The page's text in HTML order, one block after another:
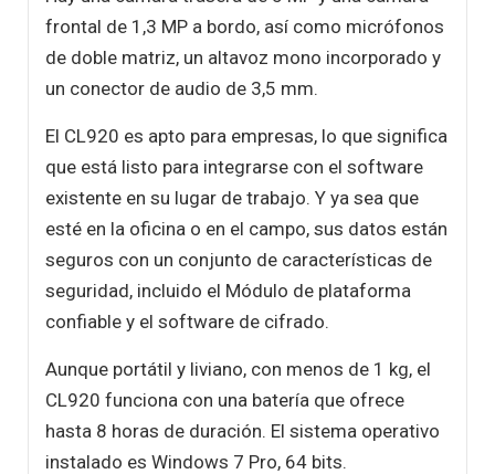
frontal de 1,3 MP a bordo, así como micrófonos
de doble matriz, un altavoz mono incorporado y
un conector de audio de 3,5 mm.
El CL920 es apto para empresas, lo que significa
que está listo para integrarse con el software
existente en su lugar de trabajo. Y ya sea que
esté en la oficina o en el campo, sus datos están
seguros con un conjunto de características de
seguridad, incluido el Módulo de plataforma
confiable y el software de cifrado.
Aunque portátil y liviano, con menos de 1 kg, el
CL920 funciona con una batería que ofrece
hasta 8 horas de duración. El sistema operativo
instalado es Windows 7 Pro, 64 bits.